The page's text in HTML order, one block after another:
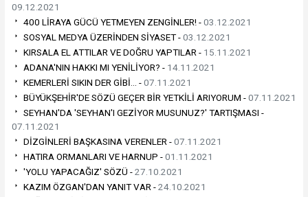
09.12.2021
400 LİRAYA GÜCÜ YETMEYEN ZENGİNLER! -03.12.2021
SOSYAL MEDYA ÜZERİNDEN SİYASET -03.12.2021
KIRSALA EL ATTILAR VE DOĞRU YAPTILAR - 15.11.2021
ADANA'NIN HAKKI MI YENİLİYOR? - 14.11.2021
KEMERLERİ SIKIN DER GİBİ… -07.11.2021
BÜYÜKŞEHİR'DE SÖZÜ GEÇER BİR YETKİLİ ARIYORUM -07.11.2021
SEYHAN'DA 'SEYHAN'I GEZİYOR MUSUNUZ?' TARTIŞMASI -
07.11.2021
DİZGİNLERİ BAŞKASINA VERENLER -07.11.2021
HATIRA ORMANLARI VE HARNUP -01.11.2021
'YOLU YAPACAĞIZ' SÖZÜ -27.10.2021
KAZIM ÖZGAN'DAN YANIT VAR -24.10.2021